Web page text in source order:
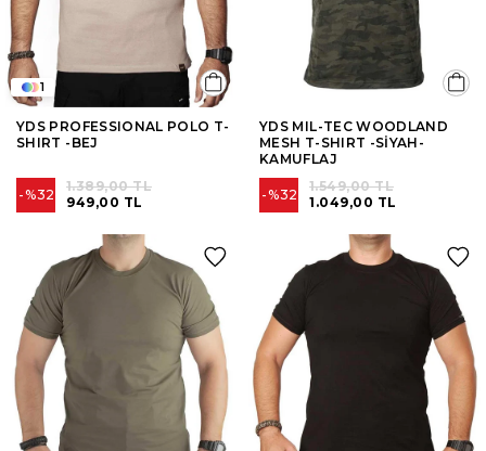
YDS PROFESSIONAL POLO T-
SHIRT -BEJ
%32 949,00 TL
1.389,00 TL
1
YDS MIL-TEC WOODLAND
MESH T-SHIRT -SİYAH-
KAMUFLAJ
%32 1.049,00 TL
1.549,00 TL